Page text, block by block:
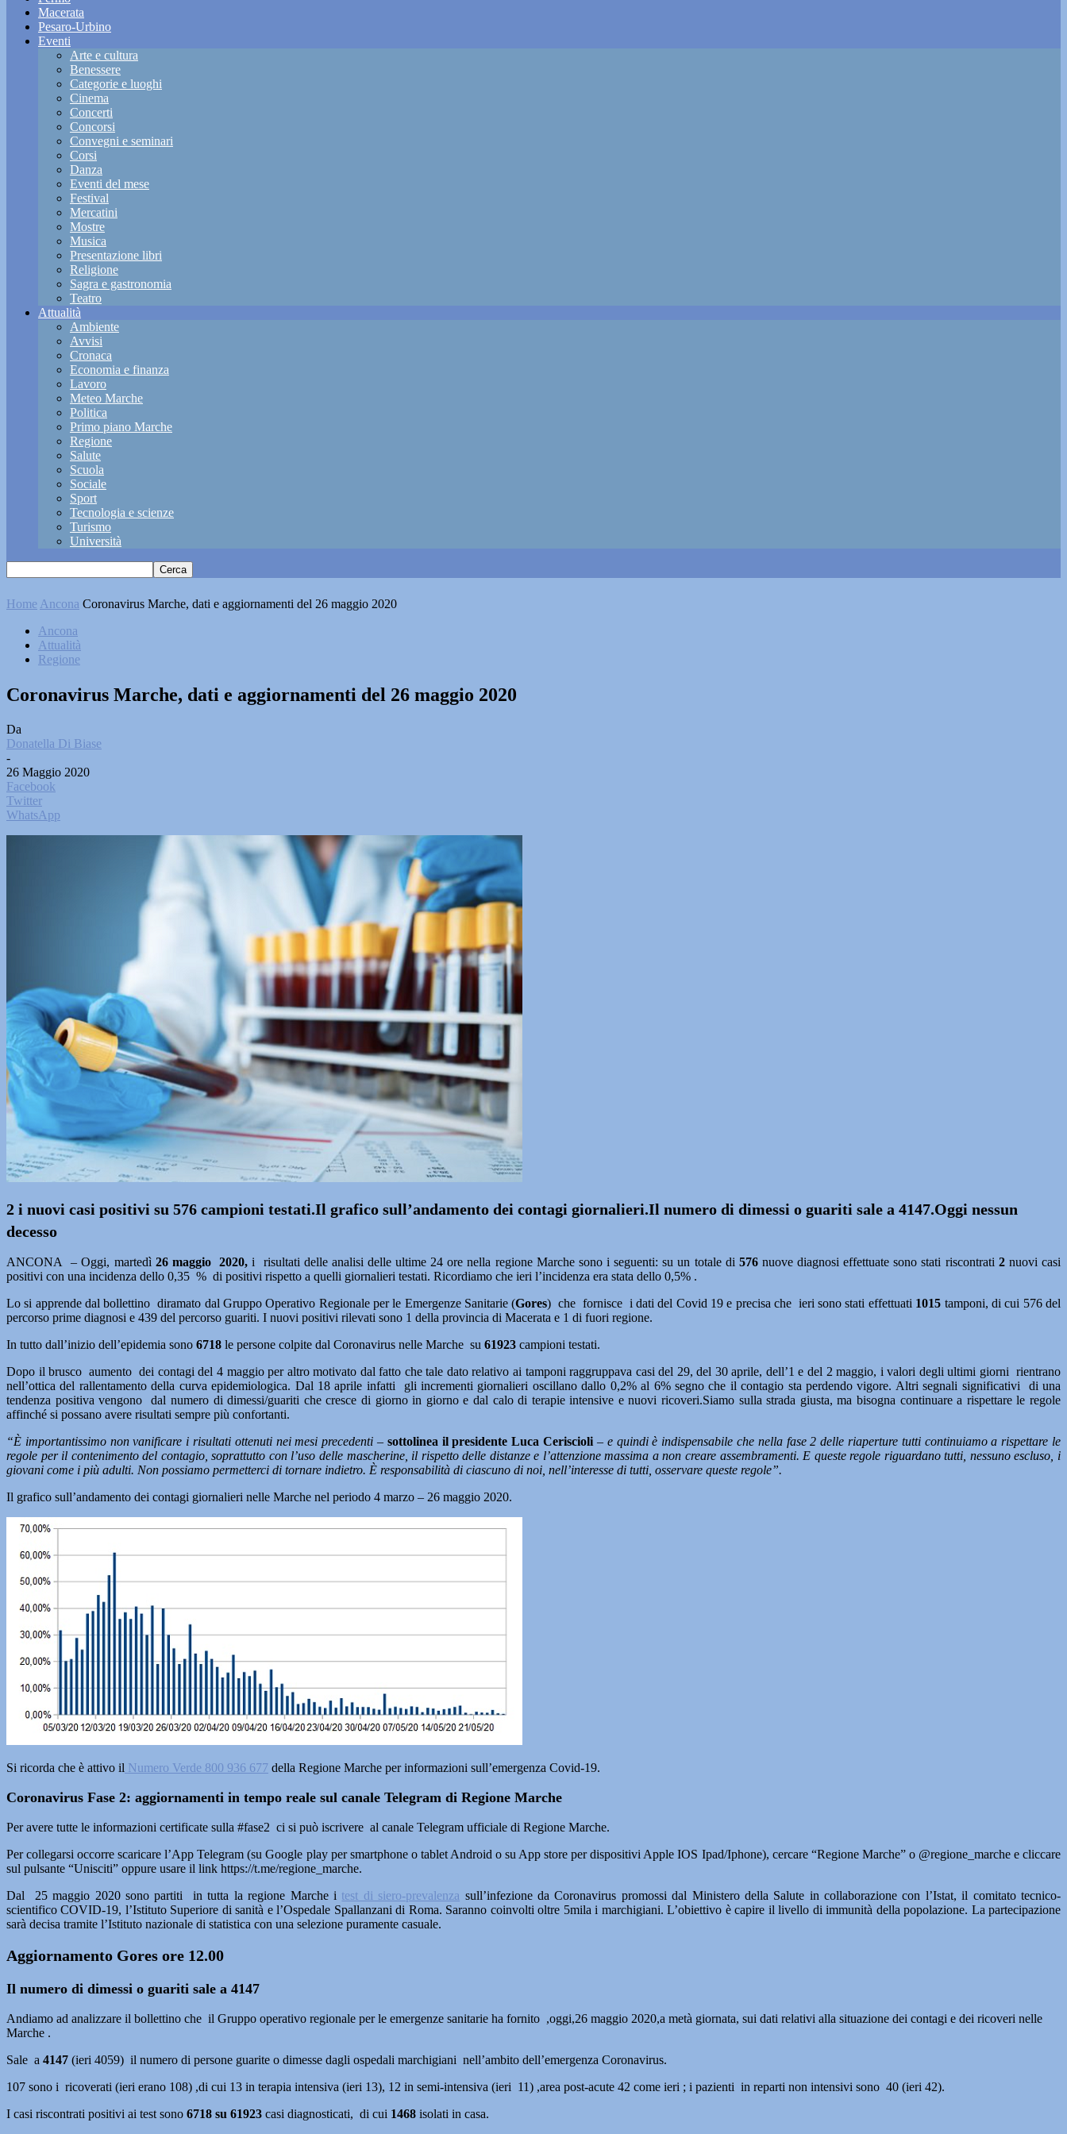
Macerata
Pesaro-Urbino
Eventi
Arte e cultura
Benessere
Categorie e luoghi
Cinema
Concerti
Concorsi
Convegni e seminari
Corsi
Danza
Eventi del mese
Festival
Mercatini
Mostre
Musica
Presentazione libri
Religione
Sagra e gastronomia
Teatro
Attualità
Ambiente
Avvisi
Cronaca
Economia e finanza
Lavoro
Meteo Marche
Politica
Primo piano Marche
Regione
Salute
Scuola
Sociale
Sport
Tecnologia e scienze
Turismo
Università
Home Ancona Coronavirus Marche, dati e aggiornamenti del 26 maggio 2020
Ancona
Attualità
Regione
Coronavirus Marche, dati e aggiornamenti del 26 maggio 2020
Da
Donatella Di Biase
-
26 Maggio 2020
Facebook
Twitter
WhatsApp
2 i nuovi casi positivi su 576 campioni testati.Il grafico sull’andamento dei contagi giornalieri.Il numero di dimessi o guariti sale a 4147.Oggi nessun
decesso
ANCONA – Oggi, martedì 26 maggio 2020,i risultati delle analisi delle ultime 24 ore nella regione Marche sono i seguenti: su un totale di 576 nuove diagnosi effettuate sono stati riscontrati 2 nuovi casi
positivi con una incidenza dello 0,35 % di positivi rispetto a quelli giornalieri testati. Ricordiamo che ieri l’incidenza era stata dello 0,5% .
Lo si apprende dal bollettino diramato dal Gruppo Operativo Regionale per le Emergenze Sanitarie (Gores) che fornisce i dati del Covid 19 e precisa che ieri sono stati effettuati 1015 tamponi, di cui 576 del
percorso prime diagnosi e 439 del percorso guariti. I nuovi positivi rilevati sono 1 della provincia di Macerata e 1 di fuori regione.
In tutto dall’inizio dell’epidemia sono 6718 le persone colpite dal Coronavirus nelle Marche su 61923 campioni testati.
Dopo il brusco aumento dei contagi del 4 maggio per altro motivato dal fatto che tale dato relativo ai tamponi raggruppava casi del 29, del 30 aprile, dell’1 e del 2 maggio, i valori degli ultimi giorni rientrano
nell’ottica del rallentamento della curva epidemiologica. Dal 18 aprile infatti gli incrementi giornalieri oscillano dallo 0,2% al 6% segno che il contagio sta perdendo vigore. Altri segnali significativi di una
tendenza positiva vengono dal numero di dimessi/guariti che cresce di giorno in giorno e dal calo di terapie intensive e nuovi ricoveri.Siamo sulla strada giusta, ma bisogna continuare a rispettare le regole
affinché si possano avere risultati sempre più confortanti.
“È importantissimo non vanificare i risultati ottenuti nei mesi precedenti – sottolinea il presidente Luca Ceriscioli – e quindi è indispensabile che nella fase 2 delle riaperture tutti continuiamo a rispettare le
regole per il contenimento del contagio, soprattutto con l’uso delle mascherine, il rispetto delle distanze e l’attenzione massima a non creare assembramenti. E queste regole riguardano tutti, nessuno escluso, i
giovani come i più adulti. Non possiamo permetterci di tornare indietro. È responsabilità di ciascuno di noi, nell’interesse di tutti, osservare queste regole”.
Il grafico sull’andamento dei contagi giornalieri nelle Marche nel periodo 4 marzo – 26 maggio 2020.
Si ricorda che è attivo il Numero Verde 800 936 677 della Regione Marche per informazioni sull’emergenza Covid-19.
Coronavirus Fase 2: aggiornamenti in tempo reale sul canale Telegram di Regione Marche
Per avere tutte le informazioni certificate sulla #fase2 ci si può iscrivere al canale Telegram ufficiale di Regione Marche.
Per collegarsi occorre scaricare l’App Telegram (su Google play per smartphone o tablet Android o su App store per dispositivi Apple IOS Ipad/Iphone), cercare “Regione Marche” o @regione_marche e cliccare
sul pulsante “Unisciti” oppure usare il link https://t.me/regione_marche.
Dal 25 maggio 2020 sono partiti in tutta la regione Marche i test di siero-prevalenza sull’infezione da Coronavirus promossi dal Ministero della Salute in collaborazione con l’Istat, il comitato tecnico-
scientifico COVID-19, l’Istituto Superiore di sanità e l’Ospedale Spallanzani di Roma. Saranno coinvolti oltre 5mila i marchigiani. L’obiettivo è capire il livello di immunità della popolazione. La partecipazione
sarà decisa tramite l’Istituto nazionale di statistica con una selezione puramente casuale.
Aggiornamento Gores ore 12.00
Il numero di dimessi o guariti sale a 4147
Andiamo ad analizzare il bollettino che il Gruppo operativo regionale per le emergenze sanitarie ha fornito ,oggi,26 maggio 2020,a metà giornata, sui dati relativi alla situazione dei contagi e dei ricoveri nelle
Marche .
Sale a 4147 (ieri 4059) il numero di persone guarite o dimesse dagli ospedali marchigiani nell’ambito dell’emergenza Coronavirus.
107 sono i ricoverati (ieri erano 108) ,di cui 13 in terapia intensiva (ieri 13), 12 in semi-intensiva (ieri 11) ,area post-acute 42 come ieri ; i pazienti in reparti non intensivi sono 40 (ieri 42).
I casi riscontrati positivi ai test sono 6718 su 61923 casi diagnosticati, di cui 1468 isolati in casa.